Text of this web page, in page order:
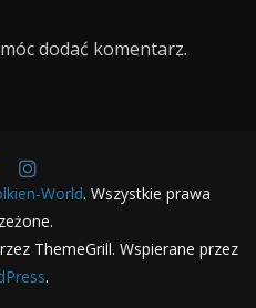
dodać komentarz.
World. Wszystkie prawa
ThemeGrill. Wspierane przez
.